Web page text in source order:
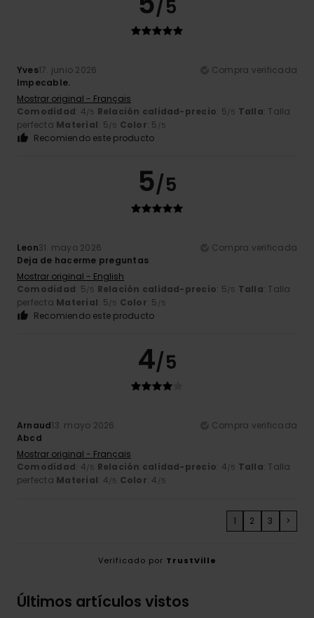
/5
Yves17. junio 2026
Compra verificada
Impecable.
Mostrar original - Français
Comodidad: 4/5 Relación calidad-precio: 5/5 Talla: Talla
perfecta Material: 5/5 Color: 5 /5
Recomiendo este producto
5/5
Leon31. mayo 2026
Compra verificada
Deja de hacerme preguntas
Mostrar original - English
Comodidad: 5/5 Relación calidad-precio: 5/5 Talla: Talla
perfecta Material: 5/5 Color: 5 /5
Recomiendo este producto
4/5
Arnaud13. mayo 2026
Compra verificada
Abcd
Mostrar original - Français
Comodidad: 4/5 Relación calidad-precio: 4/5 Talla: Talla
perfecta Material: 4/5 Color: 4 /5
1 2 3 >
Verificado por TrustVille
Últimos artículos vistos